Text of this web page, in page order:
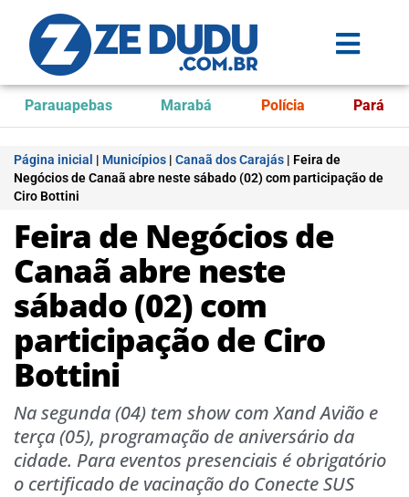
Parauapebas Marabá Polícia Pará
Página inicial | Municípios | Canaã dos Carajás | Feira de
Negócios de Canaã abre neste sábado (02) com participação de
Ciro Bottini
Feira de Negócios de
Canaã abre neste
sábado (02) com
participação de Ciro
Bottini
Na segunda (04) tem show com Xand Avião e
terça (05), programação de aniversário da
cidade. Para eventos presenciais é obrigatório
o certificado de vacinação do Conecte SUS